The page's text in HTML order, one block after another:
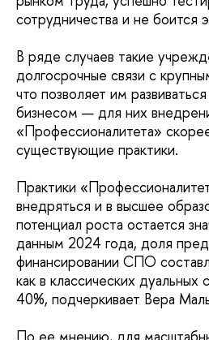
сотрудничества и не боится
В ряде случаев такие
долгосрочные связи с
что позволяет им
бизнесом — для них
«Профессионалитета»
существующие практики.
Практики
внедряться и в высшее
потенциал роста остается
данным 2024 года, доля
финансировании СПО
как в классических
40%, подчеркивает Вера